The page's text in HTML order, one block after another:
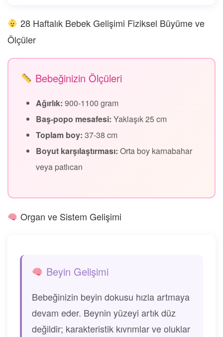
28 Haftalık Bebek Gelişimi Fiziksel Büyüme ve
Ölçüler
Bebeğinizin Ölçüleri
Ağırlık: 900-1100 gram
Baş-popo mesafesi: Yaklaşık 25 cm
Toplam boy: 37-38 cm
Boyut karşılaştırması: Orta boy karnabahar
veya patlıcan
Organ ve Sistem Gelişimi
Beyin Gelişimi
Bebeğinizin beyin dokusu hızla artmaya
devam eder. Beynin yüzeyi artık düz
değildir; karakteristik kıvrımlar ve oluklar